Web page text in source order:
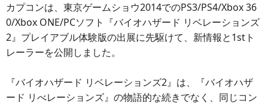
カプコンは、東京ゲームショウ2014でのPS3/PS4/Xbox 36
0/Xbox ONE/PCソフト『バイオハザード リベレーションズ
2』プレイアブル体験版の出展に先駆けて、新情報と1stト
レーラーを公開しました。
『バイオハザード リベレーションズ2』は、『バイオハザ
ード リべレーションズ』の物語的な続きでなく、同じコン